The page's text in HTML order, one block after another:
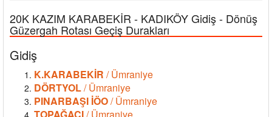
20K KAZIM KARABEKİR - KADIKÖY Gidiş - Dönüş
Güzergah Rotası Geçiş Durakları
Gidiş
K.KARABEKİR / Ümraniye
DÖRTYOL/ Ümraniye
PINARBAŞI İÖO/ Ümraniye
TOPAĞACI/ Ümraniye